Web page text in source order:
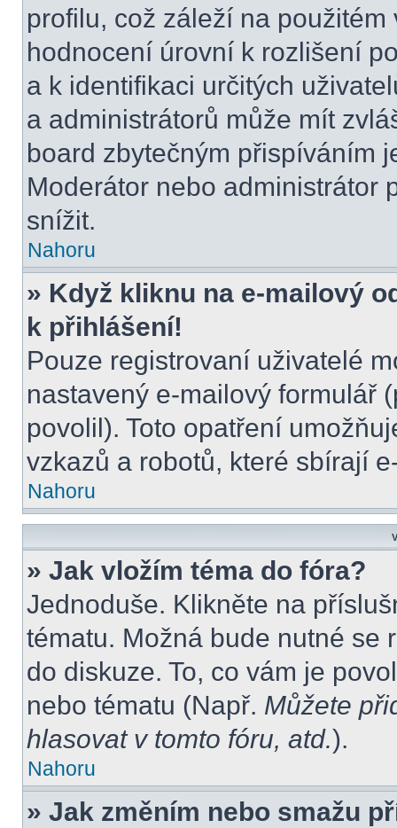
profilu, což záleží na
hodnocení úrovní k rozlišení
a k identifikaci určitých
a administrátorů může mít
board zbytečným přispíváním
Moderátor nebo administrátor
snížit.
Nahoru
» Když kliknu na e-mailový
k přihlášení!
Pouze registrovaní uživatelé
nastavený e-mailový formulář
povolil). Toto opatření
vzkazů a robotů, které sbírají
Nahoru
» Jak vložím téma do fóra?
Jednoduše. Klikněte na
tématu. Možná bude nutné se
do diskuze. To, co vám je
nebo tématu (Např. Můžete
hlasovat v tomto fóru, atd.).
Nahoru
» Jak změním nebo smažu